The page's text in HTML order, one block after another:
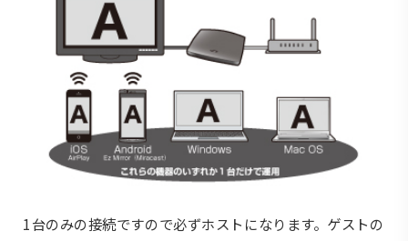
1台のみの接続ですので必ずホストになります。ゲストの